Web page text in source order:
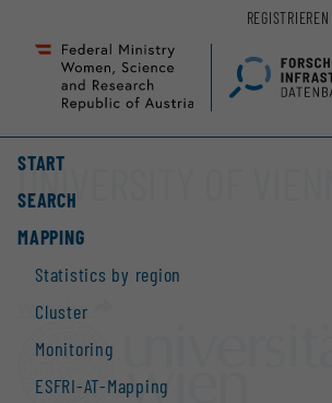
Seiteninhalt
Accesskey
Hauptnavigation
Accesskey
START
SEARCH
MAPPING
Statistics by region
Cluster
Monitoring
ESFRI-AT-Mapping
REGISTRIEREN
UNIVERSITY OF
Website